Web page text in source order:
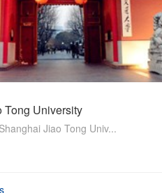
Tong University
Jiao Tong Univ...